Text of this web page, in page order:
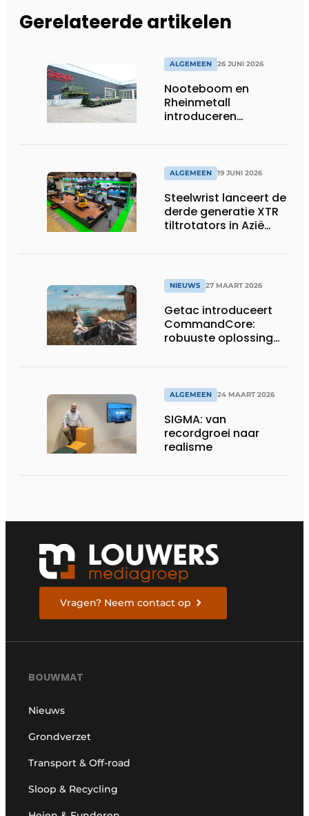
Gerelateerde artikelen
ALGEMEEN 26 JUNI 2026
Nooteboom en
Rheinmetall
introduceren
ALGEMEEN 19 JUNI 2026
Steelwrist lanceert de
derde generatie XTR
tiltrotators in Azië
NIEUWS 27 MAART 2026
Getac introduceert
CommandCore:
robuuste oplossing
ALGEMEEN 24 MAART 2026
SIGMA: van
recordgroei naar
realisme
Vragen? Neem contact op
BOUWMAT
Nieuws
Grondverzet
Transport & Off-road
Sloop & Recycling